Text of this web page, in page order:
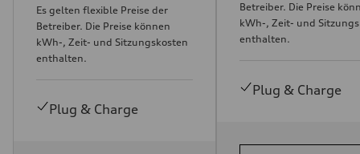
Es gelten flexible Preise der
Betreiber. Die Preise können
kWh-, Zeit- und Sitzungskosten
enthalten.
Plug & Charge
Betreiber. Die Preise
kWh-, Zeit- und
enthalten.
Plug & Charge